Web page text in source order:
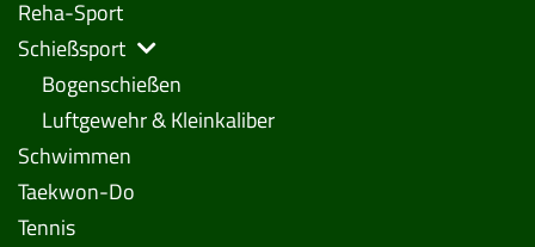
Reha-Sport
Schießsport
Bogenschießen
Luftgewehr & Kleinkaliber
Schwimmen
Taekwon-Do
Tennis